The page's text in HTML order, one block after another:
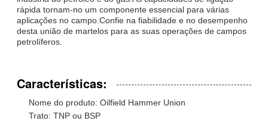
rápida tornam-no um componente essencial para várias
aplicações no campo.Confie na fiabilidade e no desempenho
desta união de martelos para as suas operações de campos
petrolíferos.
Características:
Nome do produto: Oilfield Hammer Union
Trato: TNP ou BSP